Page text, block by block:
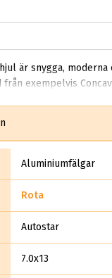
är snygga, moderna
exempelvis
Bolaget har mer
vilket gör
Aluminiumfälgar
Rota
Autostar
7.0x13